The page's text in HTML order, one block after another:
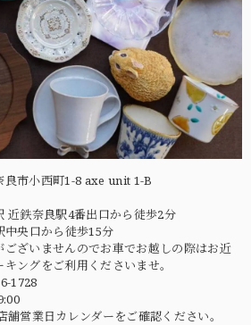
良市小西町1-8 axe unit 1-B
近鉄奈良駅4番出口から徒歩2分
中央口から徒歩15分
ございませんのでお車でお越しの際はお近
キングをご利用くださいませ。
1728
舗営業日カレンダーをご確認ください。